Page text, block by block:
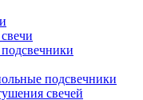
подсвечники
свечей